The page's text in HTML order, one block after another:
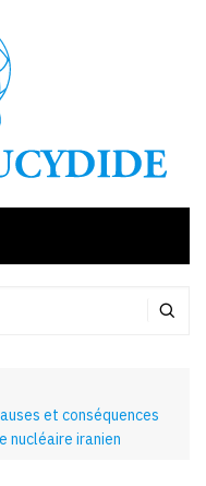
et conséquences
nucléaire iranien